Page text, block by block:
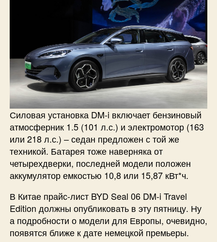
Силовая установка DM-i включает бензиновый
атмосферник 1.5 (101 л.с.) и электромотор (163
или 218 л.с.) – седан предложен с той же
техникой. Батарея тоже наверняка от
четырехдверки, последней модели положен
аккумулятор емкостью 10,8 или 15,87 кВт*ч.
В Китае прайс-лист BYD Seal 06 DM-i Travel
Edition должны опубликовать в эту пятницу. Ну
а подробности о модели для Европы, очевидно,
появятся ближе к дате немецкой премьеры.